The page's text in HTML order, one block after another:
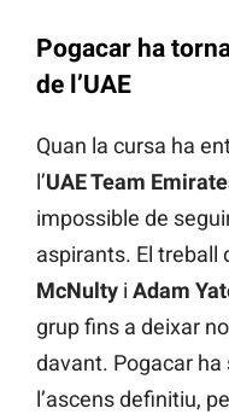
Pogacar ha
de l’UAE
Quan la cursa ha
l’UAE Team
impossible de
aspirants. El treball
McNulty i Adam
grup fins a deixar
davant. Pogacar
l’ascens definitiu,